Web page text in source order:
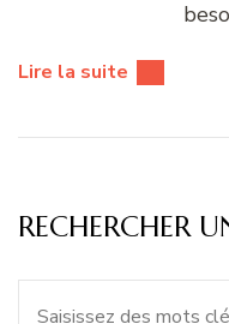
Lire la suite
RECHERCHER